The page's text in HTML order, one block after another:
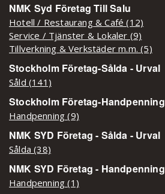
NMK Syd Företag Till Salu
Hotell / Restaurang & Café (12)
Service / Tjänster & Lokaler (9)
Tillverkning & Verkstäder m.m. (5)
Stockholm Företag-Sålda - Urval
Såld (141)
Stockholm Företag-Handpenning
Handpenning (9)
NMK SYD Företag - Sålda - Urval
Sålda (38)
NMK SYD Företag - Handpenning
Handpenning (1)